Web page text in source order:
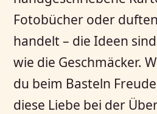
Fotobücher oder
handelt – die Ideen
wie die Geschmäcker.
du beim Basteln
diese Liebe bei der